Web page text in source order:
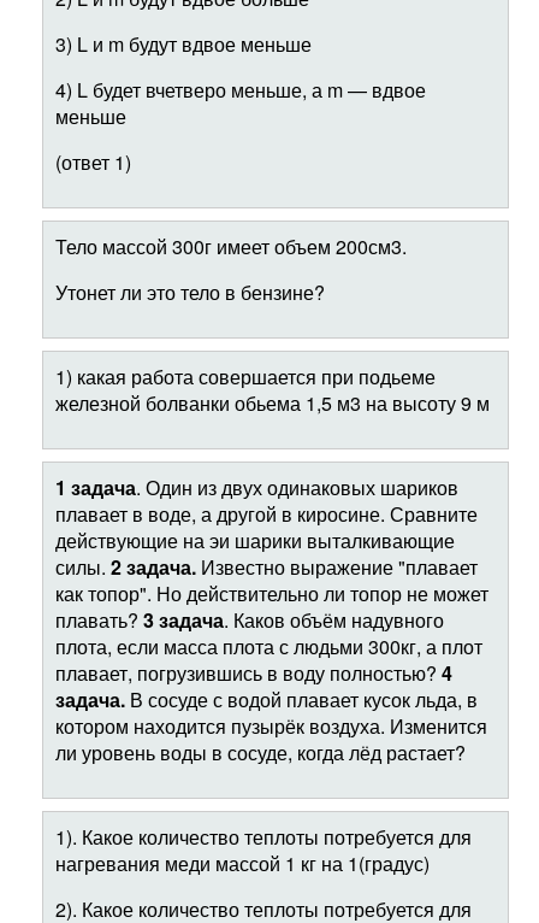
3) L и m будут вдвое меньше
4) L будет вчетверо меньше, а m — вдвое
меньше
(ответ 1)
Тело массой 300г имеет объем 200см3.
Утонет ли это тело в бензине?
1) какая работа совершается при подьеме
железной болванки обьема 1,5 м3 на высоту 9 м
1 задача. Один из двух одинаковых шариков
плавает в воде, а другой в киросине. Сравните
действующие на эи шарики выталкивающие
силы. 2 задача. Известно выражение "плавает
как топор". Но действительно ли топор не может
плавать? 3 задача. Каков объём надувного
плота, если масса плота с людьми 300кг, а плот
плавает, погрузившись в воду полностью? 4
задача. В сосуде с водой плавает кусок льда, в
котором находится пузырёк воздуха. Изменится
ли уровень воды в сосуде, когда лёд растает?
1). Какое количество теплоты потребуется для
нагревания меди массой 1 кг на 1(градус)
2). Какое количество теплоты потребуется для